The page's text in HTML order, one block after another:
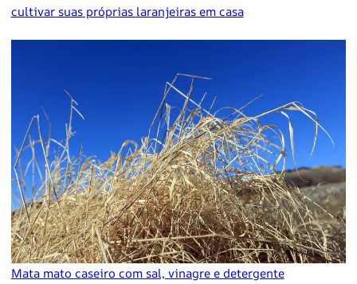
cultivar suas próprias laranjeiras em casa
Mata mato caseiro com sal, vinagre e detergente